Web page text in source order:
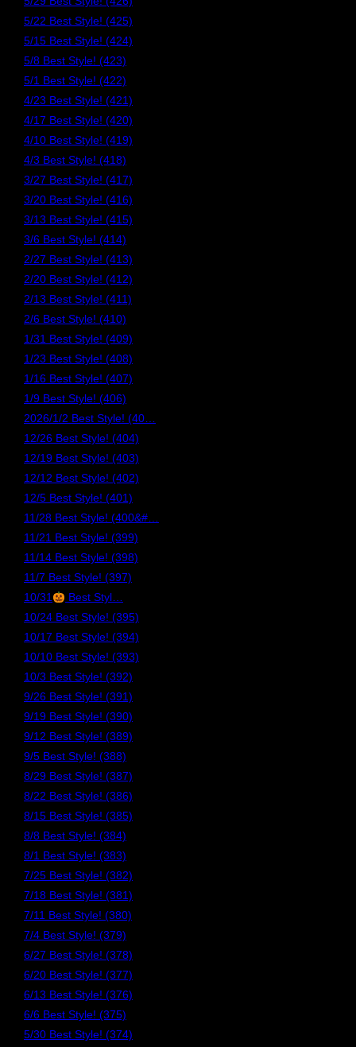
5/22 Best Style! (425)
5/15 Best Style! (424)
5/8 Best Style! (423)
5/1 Best Style! (422)
4/23 Best Style! (421)
4/17 Best Style! (420)
4/10 Best Style! (419)
4/3 Best Style! (418)
3/27 Best Style! (417)
3/20 Best Style! (416)
3/13 Best Style! (415)
3/6 Best Style! (414)
2/27 Best Style! (413)
2/20 Best Style! (412)
2/13 Best Style! (411)
2/6 Best Style! (410)
1/31 Best Style! (409)
1/23 Best Style! (408)
1/16 Best Style! (407)
1/9 Best Style! (406)
2026/1/2 Best Style! (40…
12/26 Best Style! (404)
12/19 Best Style! (403)
12/12 Best Style! (402)
12/5 Best Style! (401)
11/28 Best Style! (400&#…
11/21 Best Style! (399)
11/14 Best Style! (398)
11/7 Best Style! (397)
10/31
Best Styl…
10/24 Best Style! (395)
10/17 Best Style! (394)
10/10 Best Style! (393)
10/3 Best Style! (392)
9/26 Best Style! (391)
9/19 Best Style! (390)
9/12 Best Style! (389)
9/5 Best Style! (388)
8/29 Best Style! (387)
8/22 Best Style! (386)
8/15 Best Style! (385)
8/8 Best Style! (384)
8/1 Best Style! (383)
7/25 Best Style! (382)
7/18 Best Style! (381)
7/11 Best Style! (380)
7/4 Best Style! (379)
6/27 Best Style! (378)
6/20 Best Style! (377)
6/13 Best Style! (376)
6/6 Best Style! (375)
5/30 Best Style! (374)